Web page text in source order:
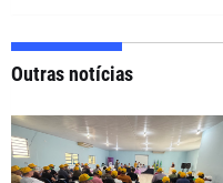
Outras notícias